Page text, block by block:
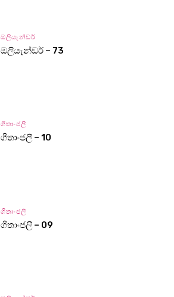
ඔලියැන්ඩර්
ඔලියැන්ඩර් – 73
ගීතාංජලී
ගීතාංජලී – 10
ගීතාංජලී
ගීතාංජලී – 09